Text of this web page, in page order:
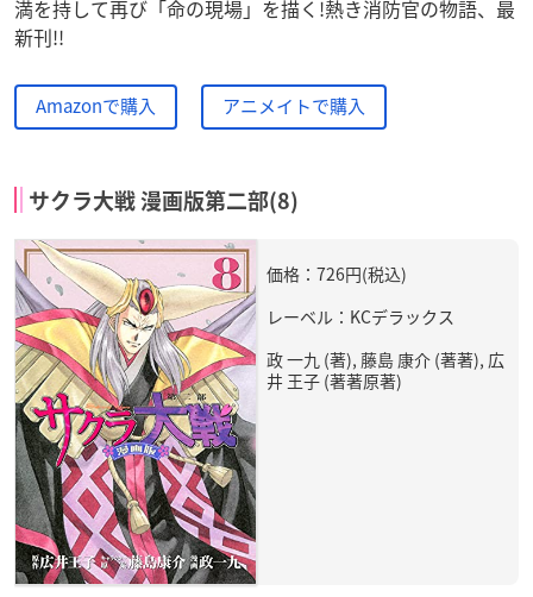
満を持して再び「命の現場」を描く!熱き消防官の物語、最
新刊!!
Amazonで購入 アニメイトで購入
サクラ大戦 漫画版第二部(8)
価格：726円(税込)
レーベル：KCデラックス
政 一九 (著), 藤島 康介 (著著), 広
井 王子 (著著原著)